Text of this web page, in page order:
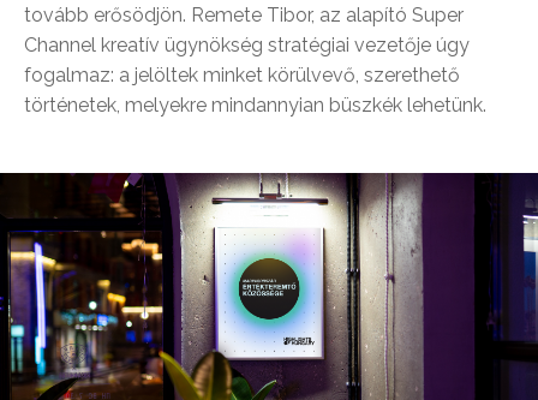
tovább erősödjön. Remete Tibor, az alapító Super
Channel kreatív ügynökség stratégiai vezetője úgy
fogalmaz: a jelöltek minket körülvevő, szerethető
történetek, melyekre mindannyian büszkék lehetünk.